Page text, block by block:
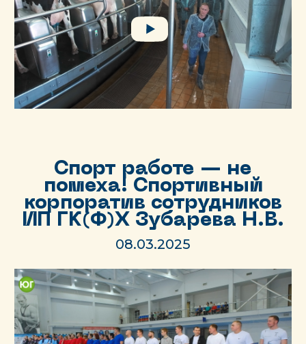
Спорт работе — не
помеха! Спортивный
корпоратив сотрудников
ИП ГК(Ф)Х Зубарева Н.В.
08.03.2025